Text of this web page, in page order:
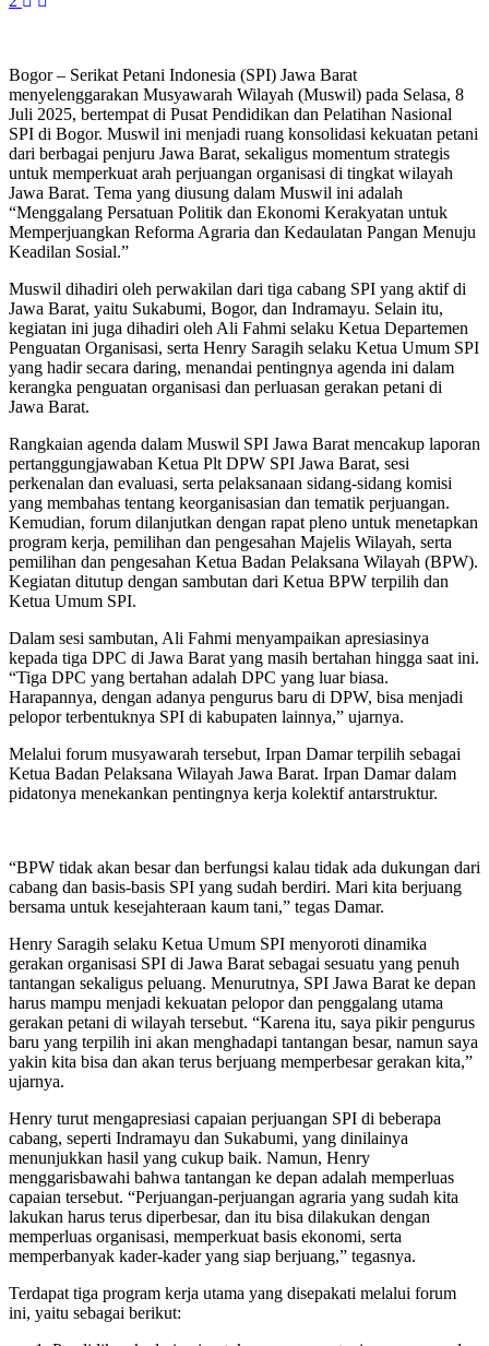
Bogor – Serikat Petani Indonesia (SPI) Jawa Barat
menyelenggarakan Musyawarah Wilayah (Muswil) pada Selasa, 8
Juli 2025, bertempat di Pusat Pendidikan dan Pelatihan Nasional
SPI di Bogor. Muswil ini menjadi ruang konsolidasi kekuatan petani
dari berbagai penjuru Jawa Barat, sekaligus momentum strategis
untuk memperkuat arah perjuangan organisasi di tingkat wilayah
Jawa Barat. Tema yang diusung dalam Muswil ini adalah
“Menggalang Persatuan Politik dan Ekonomi Kerakyatan untuk
Memperjuangkan Reforma Agraria dan Kedaulatan Pangan Menuju
Keadilan Sosial.”
Muswil dihadiri oleh perwakilan dari tiga cabang SPI yang aktif di
Jawa Barat, yaitu Sukabumi, Bogor, dan Indramayu. Selain itu,
kegiatan ini juga dihadiri oleh Ali Fahmi selaku Ketua Departemen
Penguatan Organisasi, serta Henry Saragih selaku Ketua Umum SPI
yang hadir secara daring, menandai pentingnya agenda ini dalam
kerangka penguatan organisasi dan perluasan gerakan petani di
Jawa Barat.
Rangkaian agenda dalam Muswil SPI Jawa Barat mencakup laporan
pertanggungjawaban Ketua Plt DPW SPI Jawa Barat, sesi
perkenalan dan evaluasi, serta pelaksanaan sidang-sidang komisi
yang membahas tentang keorganisasian dan tematik perjuangan.
Kemudian, forum dilanjutkan dengan rapat pleno untuk menetapkan
program kerja, pemilihan dan pengesahan Majelis Wilayah, serta
pemilihan dan pengesahan Ketua Badan Pelaksana Wilayah (BPW).
Kegiatan ditutup dengan sambutan dari Ketua BPW terpilih dan
Ketua Umum SPI.
Dalam sesi sambutan, Ali Fahmi menyampaikan apresiasinya
kepada tiga DPC di Jawa Barat yang masih bertahan hingga saat ini.
“Tiga DPC yang bertahan adalah DPC yang luar biasa.
Harapannya, dengan adanya pengurus baru di DPW, bisa menjadi
pelopor terbentuknya SPI di kabupaten lainnya,” ujarnya.
Melalui forum musyawarah tersebut, Irpan Damar terpilih sebagai
Ketua Badan Pelaksana Wilayah Jawa Barat. Irpan Damar dalam
pidatonya menekankan pentingnya kerja kolektif antarstruktur.
“BPW tidak akan besar dan berfungsi kalau tidak ada dukungan dari
cabang dan basis-basis SPI yang sudah berdiri. Mari kita berjuang
bersama untuk kesejahteraan kaum tani,” tegas Damar.
Henry Saragih selaku Ketua Umum SPI menyoroti dinamika
gerakan organisasi SPI di Jawa Barat sebagai sesuatu yang penuh
tantangan sekaligus peluang. Menurutnya, SPI Jawa Barat ke depan
harus mampu menjadi kekuatan pelopor dan penggalang utama
gerakan petani di wilayah tersebut. “Karena itu, saya pikir pengurus
baru yang terpilih ini akan menghadapi tantangan besar, namun saya
yakin kita bisa dan akan terus berjuang memperbesar gerakan kita,”
ujarnya.
Henry turut mengapresiasi capaian perjuangan SPI di beberapa
cabang, seperti Indramayu dan Sukabumi, yang dinilainya
menunjukkan hasil yang cukup baik. Namun, Henry
menggarisbawahi bahwa tantangan ke depan adalah memperluas
capaian tersebut. “Perjuangan-perjuangan agraria yang sudah kita
lakukan harus terus diperbesar, dan itu bisa dilakukan dengan
memperluas organisasi, memperkuat basis ekonomi, serta
memperbanyak kader-kader yang siap berjuang,” tegasnya.
Terdapat tiga program kerja utama yang disepakati melalui forum
ini, yaitu sebagai berikut: